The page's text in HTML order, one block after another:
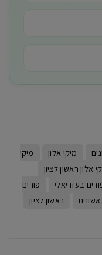
מיקי אלון
מיקי
אלון ראשון לציון
בעזריאלי
פורים
ראשון לציון